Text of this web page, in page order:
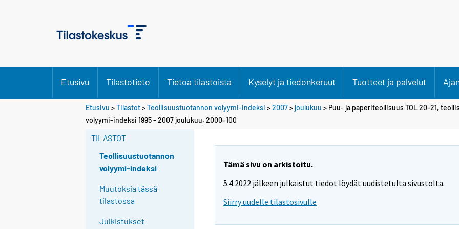
Etusivu Tilastotieto Tietoa tilastoista Kyselyt ja tiedonkeruut Tuotteet ja palvelut
Etusivu >Tilastot>Teollisuustuotannon volyymi-indeksi >2007> joulukuu > Puu- ja paperiteollisuus TOL 20-21,
volyymi-indeksi 1995 - 2007 joulukuu, 2000=100
TILASTOT
Teollisuustuotannon
volyymi-indeksi
Muutoksia tässä
tilastossa
Julkistukset
Tämä sivu on arkistoitu.
5.4.2022 jälkeen julkaistut tiedot löydät uudistetulta sivustolta.
Siirry uudelle tilastosivulle